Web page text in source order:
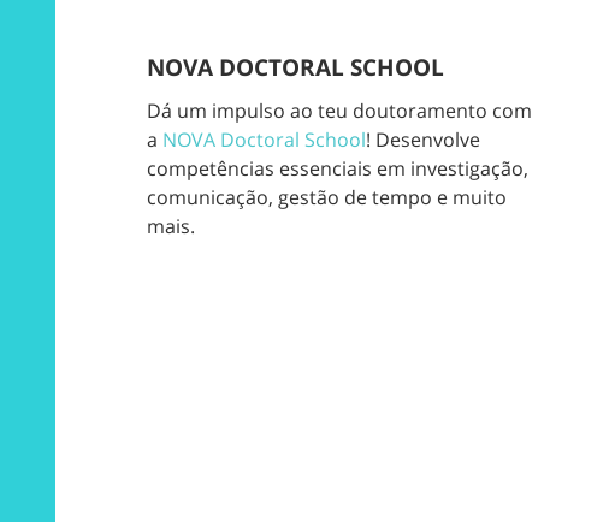
NOVA DOCTORAL SCHOOL
Dá um impulso ao teu doutoramento com
a NOVA Doctoral School! Desenvolve
competências essenciais em investigação,
comunicação, gestão de tempo e muito
mais.